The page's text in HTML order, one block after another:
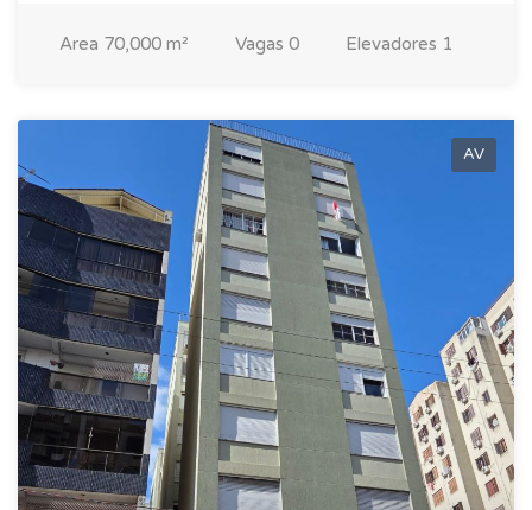
Area 70,000 m² Vagas 0 Elevadores 1
AV